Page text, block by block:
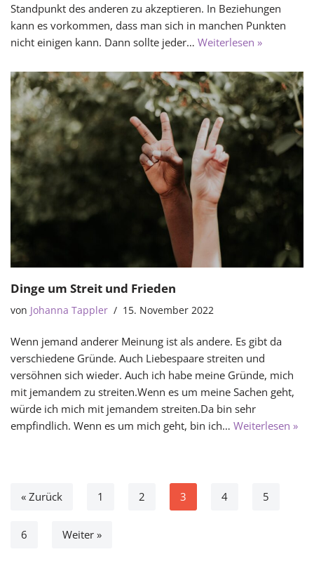
Standpunkt des anderen zu akzeptieren. In Beziehungen
kann es vorkommen, dass man sich in manchen Punkten
nicht einigen kann. Dann sollte jeder… Weiterlesen »
Dinge um Streit und Frieden
von Johanna Tappler 15. November 2022
Wenn jemand anderer Meinung ist als andere. Es gibt da
verschiedene Gründe. Auch Liebespaare streiten und
versöhnen sich wieder. Auch ich habe meine Gründe, mich
mit jemandem zu streiten.Wenn es um meine Sachen geht,
würde ich mich mit jemandem streiten.Da bin sehr
empfindlich. Wenn es um mich geht, bin ich… Weiterlesen »
« Zurück 1 2 3 4 5
6 Weiter »